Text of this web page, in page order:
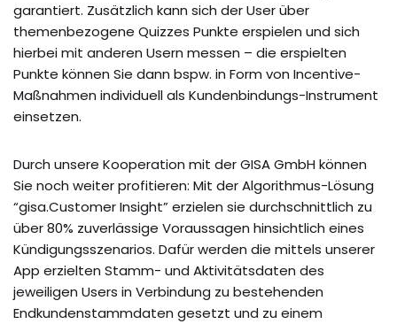
garantiert. Zusätzlich kann sich der User über
themenbezogene Quizzes Punkte erspielen und sich
hierbei mit anderen Usern messen – die erspielten
Punkte können Sie dann bspw. in Form von Incentive-
Maßnahmen individuell als Kundenbindungs-Instrument
einsetzen.
Durch unsere Kooperation mit der GISA GmbH können
Sie noch weiter profitieren: Mit der Algorithmus-Lösung
“gisa.Customer Insight” erzielen sie durchschnittlich zu
über 80% zuverlässige Voraussagen hinsichtlich eines
Kündigungsszenarios. Dafür werden die mittels unserer
App erzielten Stamm- und Aktivitätsdaten des
jeweiligen Users in Verbindung zu bestehenden
Endkundenstammdaten gesetzt und zu einem